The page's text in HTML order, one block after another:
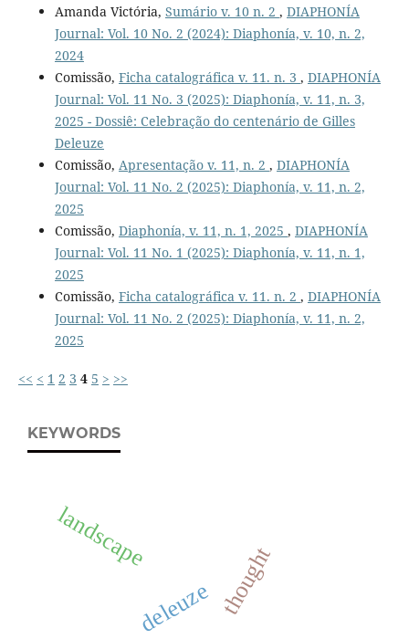
Amanda Victória, Sumário v. 10 n. 2 , DIAPHONÍA
Journal: Vol. 10 No. 2 (2024): Diaphonía, v. 10, n. 2,
2024
Comissão, Ficha catalográfica v. 11. n. 3 , DIAPHONÍA
Journal: Vol. 11 No. 3 (2025): Diaphonía, v. 11, n. 3,
2025 - Dossiê: Celebração do centenário de Gilles
Deleuze
Comissão, Apresentação v. 11, n. 2 , DIAPHONÍA
Journal: Vol. 11 No. 2 (2025): Diaphonía, v. 11, n. 2,
2025
Comissão, Diaphonía, v. 11, n. 1, 2025 , DIAPHONÍA
Journal: Vol. 11 No. 1 (2025): Diaphonía, v. 11, n. 1,
2025
Comissão, Ficha catalográfica v. 11. n. 2 , DIAPHONÍA
Journal: Vol. 11 No. 2 (2025): Diaphonía, v. 11, n. 2,
2025
<< < 1 2 3 4 5 > >>
KEYWORDS
deleuze
landscape
thought